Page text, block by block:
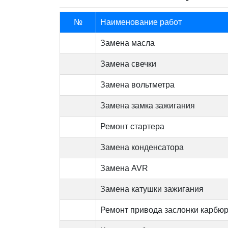
№ Наименование работ
Замена масла
Замена свечки
Замена вольтметра
Замена замка зажигания
Ремонт стартера
Замена конденсатора
Замена AVR
Замена катушки зажигания
Ремонт привода заслонки